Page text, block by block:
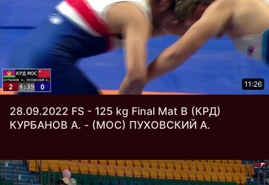
11:26
28.09.2022 FS - 125 kg Final Mat В (КРД)
КУРБАНОВ А. - (МОС) ПУХОВСКИЙ А.